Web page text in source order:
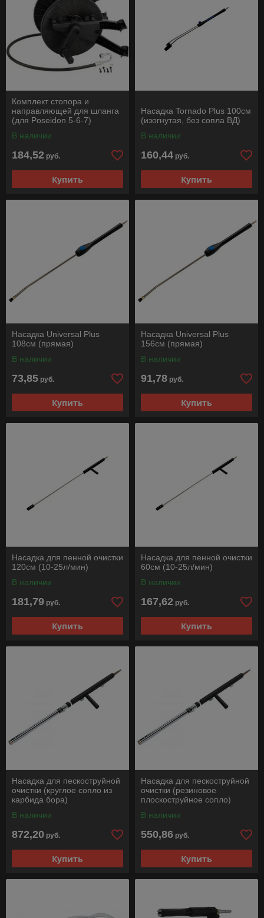
Комплект стопора и
направляющей для шланга
(для Poseidon 5-6-7)
В наличии
184,52 руб.
Купить
Насадка Tornado Plus 100см
(изогнутая, без сопла ВД)
В наличии
160,44 руб.
Купить
Насадка Universal Plus
108см (прямая)
В наличии
73,85 руб.
Купить
Насадка Universal Plus
156см (прямая)
В наличии
91,78 руб.
Купить
Насадка для пенной очистки
120см (10-25л/мин)
В наличии
181,79 руб.
Купить
Насадка для пенной очистки
60см (10-25л/мин)
В наличии
167,62 руб.
Купить
Насадка для пескоструйной
очистки (круглое сопло из
карбида бора)
В наличии
872,20 руб.
Купить
Насадка для пескоструйной
очистки (резиновое
плоскоструйное сопло)
В наличии
550,86 руб.
Купить